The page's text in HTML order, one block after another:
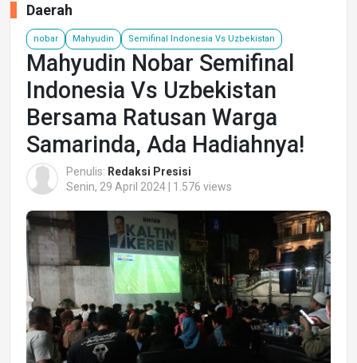
Daerah
nobar Mahyudin Semifinal Indonesia Vs Uzbekistan
Mahyudin Nobar Semifinal
Indonesia Vs Uzbekistan
Bersama Ratusan Warga
Samarinda, Ada Hadiahnya!
Penulis: Redaksi Presisi
Senin, 29 April 2024 | 1.576 views